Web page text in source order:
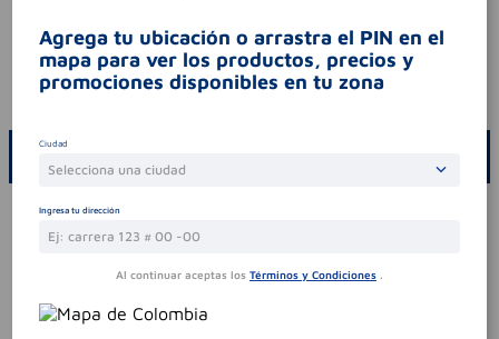
consultar al médico.
síntomas .
contraindicaciones .
codigo invima 2021m-0020470
Por favor, inicie sesión para escribir un comentario
Sin comentarios.
Agrega tu ubicación o arrastra el PIN en el
mapa para ver los productos, precios y
promociones disponibles en tu zona
Ciudad
Selecciona una ciudad
Ingresa tu dirección
Al continuar aceptas los Términos y Condiciones .